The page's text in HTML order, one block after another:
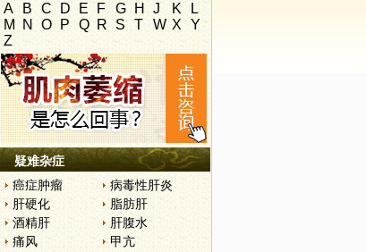
A B C D E F G H J K
L
M N O P Q R S T W X
Y
Z
疑难杂症
癌症肿瘤
病毒性肝炎
肝硬化
脂肪肝
酒精肝
肝腹水
痛风
甲亢